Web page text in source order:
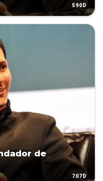
590D
de
707D